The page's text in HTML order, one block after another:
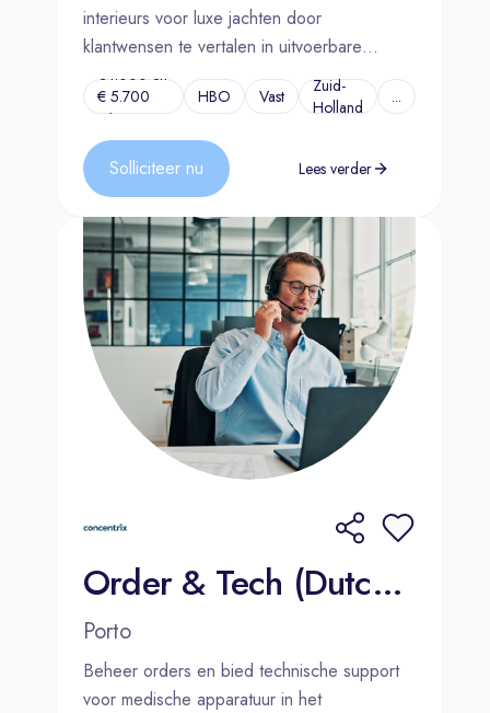
interieurs voor luxe jachten door
klantwensen te vertalen in uitvoerbare
oplossingen.
€4.000 en
€ 5.700
p/m
HBO Vast
Zuid-
Holland
...
Solliciteer nu Lees verder
Order & Tech (Dutch-speaking) Medical Equipment 2000€ Bonus
Porto
Beheer orders en bied technische support
voor medische apparatuur in het